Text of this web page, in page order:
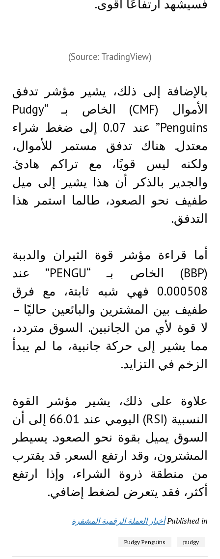
فسيشهد ارتفاعًا أقوى.
(Source: TradingView)
بالإضافة إلى ذلك، يشير مؤشر تدفق
الأموال (CMF) الخاص بـ “Pudgy
Penguins” عند 0.07 إلى ضغط شراء
معتدل. هناك تدفق مستمر للأموال،
ولكنه ليس قويًا، مع تراكم هادئ.
والجدير بالذكر أن هذا يشير إلى ميل
طفيف نحو الصعود، طالما استمر هذا
التدفق.
أما قراءة مؤشر قوة الثيران والدببة
(BBP) الخاص بـ “PENGU” عند
0.000508 فهي شبه ثابتة، مع فرق
طفيف بين المشترين والبائعين حاليًا –
لا قوة لأي من الجانبين. السوق متردد،
مما يشير إلى حركة جانبية، ما لم يبدأ
الزخم في التزايد.
علاوة على ذلك، يشير مؤشر القوة
النسبية (RSI) اليومي عند 66.01 إلى أن
السوق يميل بقوة نحو الصعود. يسيطر
المشترون، وقد ارتفع السعر. قد يقترب
من منطقة ذروة الشراء، وإذا ارتفع
أكثر، فقد يتعرض لضغط إضافي.
Published inأخبار العملة الرقمية المشفرة
pudgy
Pudgy Penguins